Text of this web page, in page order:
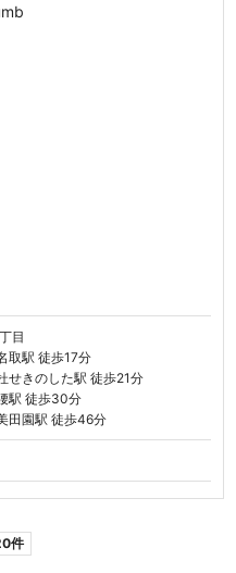
目
取駅 徒歩17分
せきのした駅 徒歩21分
駅 徒歩30分
田園駅 徒歩46分
件